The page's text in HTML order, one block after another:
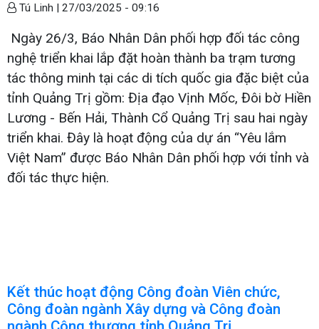
Tú Linh | 27/03/2025 - 09:16
Ngày 26/3, Báo Nhân Dân phối hợp đối tác công
nghệ triển khai lắp đặt hoàn thành ba trạm tương
tác thông minh tại các di tích quốc gia đặc biệt của
tỉnh Quảng Trị gồm: Địa đạo Vịnh Mốc, Đôi bờ Hiền
Lương - Bến Hải, Thành Cổ Quảng Trị sau hai ngày
triển khai. Đây là hoạt động của dự án “Yêu lắm
Việt Nam” được Báo Nhân Dân phối hợp với tỉnh và
đối tác thực hiện.
Kết thúc hoạt động Công đoàn Viên chức,
Công đoàn ngành Xây dựng và Công đoàn